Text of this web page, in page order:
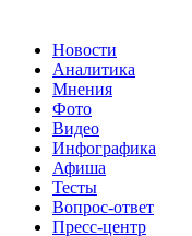
Новости
Аналитика
Мнения
Фото
Видео
Инфографика
Афиша
Тесты
Вопрос-ответ
Пресс-центр